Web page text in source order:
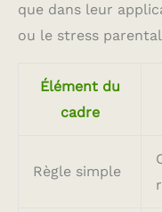
que dans leur
ou le stress parental
Élément du
cadre
Règle simple